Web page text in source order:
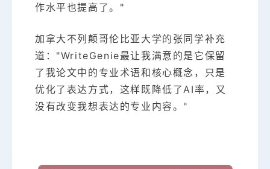
作水平也提高了。"
加拿大不列颠哥伦比亚大学的张同学补充
道："WriteGenie最让我满意的是它保留
了我论文中的专业术语和核心概念，只是
优化了表达方式，这样既降低了AI率，又
没有改变我想表达的专业内容。"